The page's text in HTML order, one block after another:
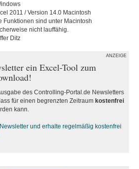
2011 / Version 14.0 Macintosh
Funktionen sind unter Macintosh
nicht lauffähig.
Ditz
ANZEIGE
ein Excel-Tool zum
des Controlling-Portal.de Newsletters
für einen begrenzten Zeitraum kostenfrei
kann.
und erhalte regelmäßig kostenfrei